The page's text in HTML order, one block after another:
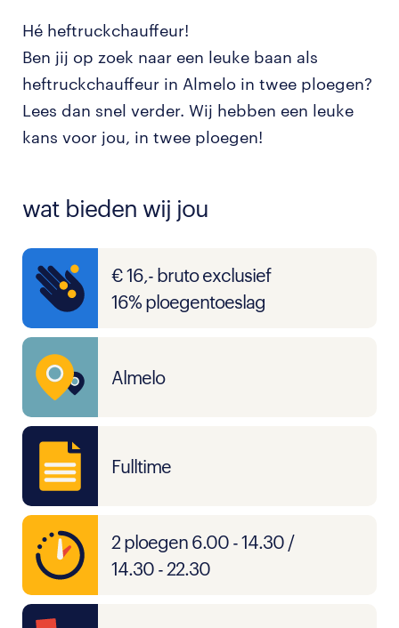
Hé heftruckchauffeur!
Ben jij op zoek naar een leuke baan als
heftruckchauffeur in Almelo in twee ploegen?
Lees dan snel verder. Wij hebben een leuke
kans voor jou, in twee ploegen!
wat bieden wij jou
€ 16,- bruto exclusief
16% ploegentoeslag
Almelo
Fulltime
2 ploegen 6.00 - 14.30 /
14.30 - 22.30